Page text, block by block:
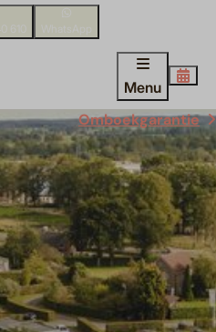
Menu
Omboekgarantie